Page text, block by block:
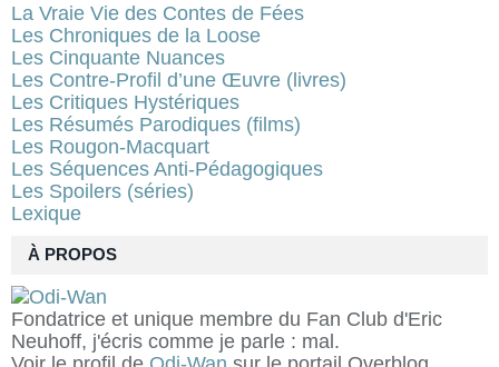
À PROPOS
Fondatrice et unique membre du Fan Club d'Eric
Neuhoff, j'écris comme je parle : mal.
La Vraie Vie des Contes de Fées
Les Chroniques de la Loose
Les Cinquante Nuances
Les Contre-Profil d’une Œuvre (livres)
Les Critiques Hystériques
Les Résumés Parodiques (films)
Les Rougon-Macquart
Les Séquences Anti-Pédagogiques
Les Spoilers (séries)
Lexique